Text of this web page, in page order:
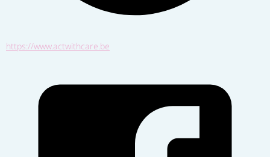
https://www.actwithcare.be